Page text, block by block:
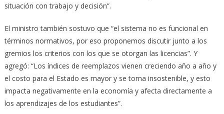
situación con trabajo y decisión”.
El ministro también sostuvo que “el sistema no es funcional en
términos normativos, por eso proponemos discutir junto a los
gremios los criterios con los que se otorgan las licencias”. Y
agregó: “Los índices de reemplazos vienen creciendo año a año y
el costo para el Estado es mayor y se torna insostenible, y esto
impacta negativamente en la economía y afecta directamente a
los aprendizajes de los estudiantes”.